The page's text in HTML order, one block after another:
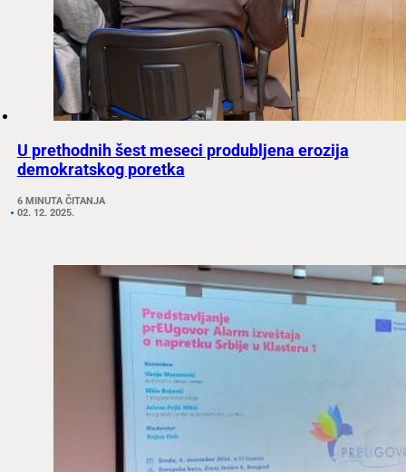
U prethodnih šest meseci produbljena erozija
demokratskog poretka
6 MINUTA ČITANJA
02. 12. 2025.